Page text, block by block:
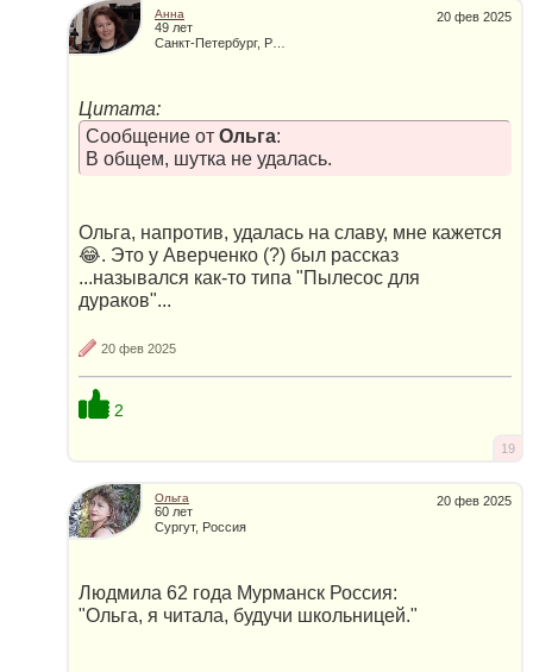
20 фев 2025
Анна
49 лет
Цитата:
Сообщение от Ольга:
В общем, шутка не удалась.
Ольга, напротив, удалась на славу, мне кажется
😂. Это у Аверченко (?) был рассказ
...назывался как-то типа "Пылесос для
дураков"...
20 фев 2025
2
19
20 фев 2025
Ольга
60 лет
Сургут, Россия
Людмила 62 года Мурманск Россия:
"Ольга, я читала, будучи школьницей."